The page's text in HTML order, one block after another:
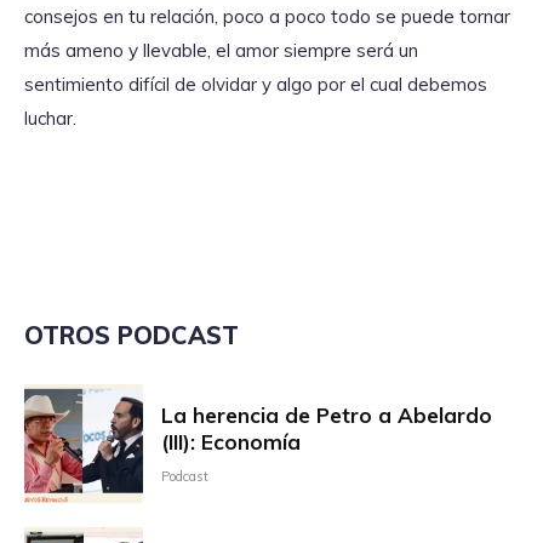
consejos en tu relación, poco a poco todo se puede tornar
más ameno y llevable, el amor siempre será un
sentimiento difícil de olvidar y algo por el cual debemos
luchar.
OTROS PODCAST
La herencia de Petro a Abelardo
(III): Economía
Podcast